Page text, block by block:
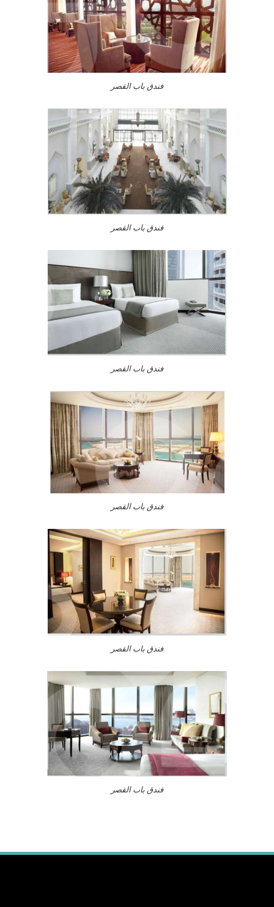
فندق باب القصر
فندق باب القصر
فندق باب القصر
فندق باب القصر
فندق باب القصر
فندق باب القصر